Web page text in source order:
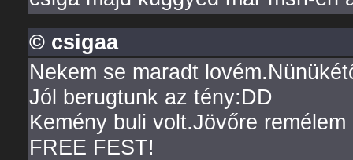
© csigaa
Nekem se maradt
Jól berugtunk az tény:DD
Kemény buli volt.Jövőre
FREE FEST!